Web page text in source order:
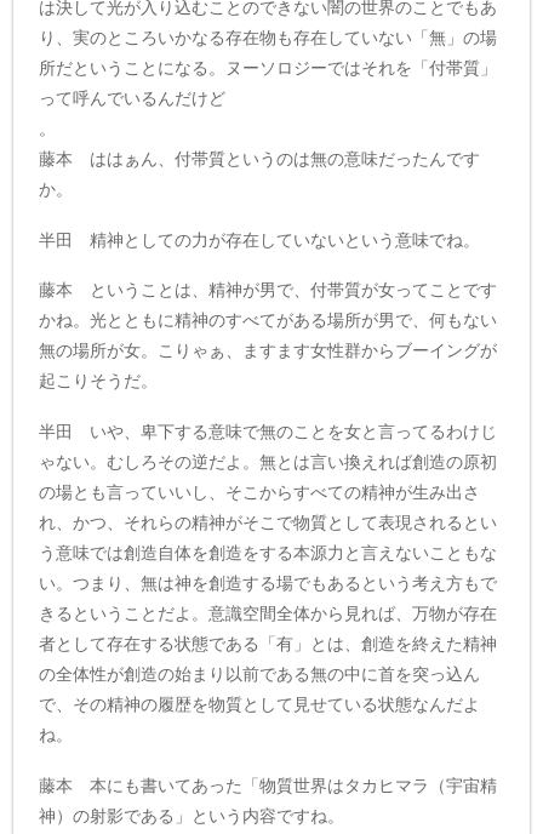
は決して光が入り込むことのできない闇の世界のことでもあ
り、実のところいかなる存在物も存在していない「無」の場
所だということになる。ヌーソロジーではそれを「付帯質」
って呼んでいるんだけど
。
藤本 ははぁん、付帯質というのは無の意味だったんです
か。
半田 精神としての力が存在していないという意味でね。
藤本 ということは、精神が男で、付帯質が女ってことです
かね。光とともに精神のすべてがある場所が男で、何もない
無の場所が女。こりゃぁ、ますます女性群からブーイングが
起こりそうだ。
半田 いや、卑下する意味で無のことを女と言ってるわけじ
ゃない。むしろその逆だよ。無とは言い換えれば創造の原初
の場とも言っていいし、そこからすべての精神が生み出さ
れ、かつ、それらの精神がそこで物質として表現されるとい
う意味では創造自体を創造をする本源力と言えないこともな
い。つまり、無は神を創造する場でもあるという考え方もで
きるということだよ。意識空間全体から見れば、万物が存在
者として存在する状態である「有」とは、創造を終えた精神
の全体性が創造の始まり以前である無の中に首を突っ込ん
で、その精神の履歴を物質として見せている状態なんだよ
ね。
藤本 本にも書いてあった「物質世界はタカヒマラ（宇宙精
神）の射影である」という内容ですね。